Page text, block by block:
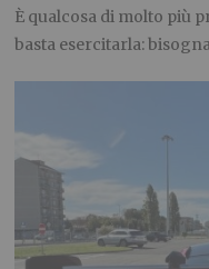
È qualcosa di molto più
basta esercitarla: